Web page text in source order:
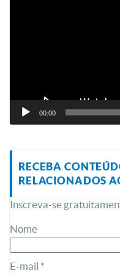
00:00
RECEBA
RELACIONADOS
Inscreva-se
Nome
E-mail *